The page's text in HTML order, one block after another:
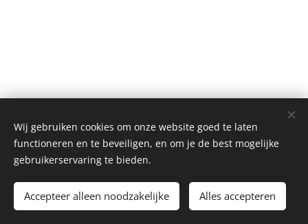
Mogelijk gemaakt doorWebnode Cookies
Wij gebruiken cookies om onze website goed te laten
functioneren en te beveiligen, en om je de best mogelijke
gebruikerservaring te bieden.
Accepteer alleen noodzakelijke Alles accepteren